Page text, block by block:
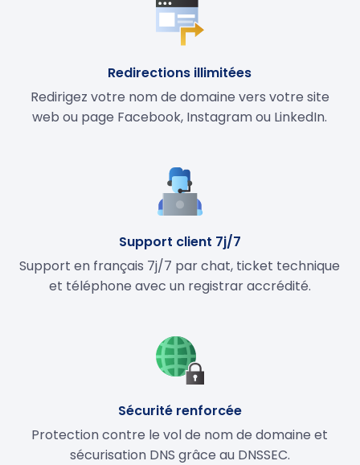
Redirections illimitées
Redirigez votre nom de domaine vers votre site
web ou page Facebook, Instagram ou LinkedIn.
Support client 7j/7
Support en français 7j/7 par chat, ticket technique
et téléphone avec un registrar accrédité.
Sécurité renforcée
Protection contre le vol de nom de domaine et
sécurisation DNS grâce au DNSSEC.